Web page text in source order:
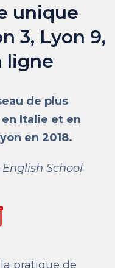
unique
3, Lyon 9,
ligne
de plus
Italie et en
en 2018.
School
pratique de